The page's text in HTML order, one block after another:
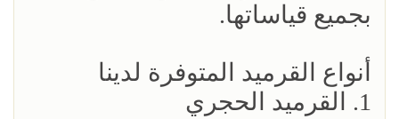
بجميع قياساتها.
أنواع القرميد المتوفرة لدينا
1. القرميد الحجري